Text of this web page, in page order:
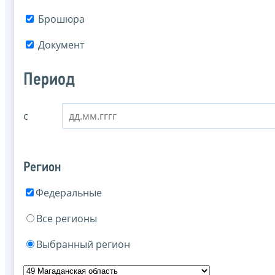
Брошюра
Документ
Период
с
Регион
Федеральные
Все регионы
Выбранный регион